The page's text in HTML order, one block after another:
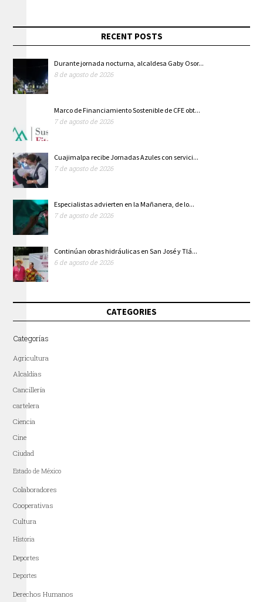
RECENT POSTS
Durante jornada nocturna, alcaldesa Gaby Osor...
8 de agosto de 2026
Marco de Financiamiento Sostenible de CFE obt...
7 de agosto de 2026
Cuajimalpa recibe Jornadas Azules con servici...
7 de agosto de 2026
Especialistas advierten en la Mañanera, de lo...
7 de agosto de 2026
Continúan obras hidráulicas en San José y Tlá...
6 de agosto de 2026
CATEGORIES
Categorías
Agricultura
Alcaldías
Cancillería
cartelera
Ciencia
Cine
Ciudad
Estado de México
Colaboradores
Cooperativas
Cultura
Historia
Deportes
Deportes
Derechos Humanos